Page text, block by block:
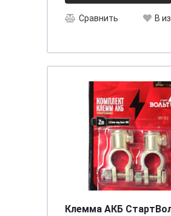
Сравнить В
Клемма АКБ